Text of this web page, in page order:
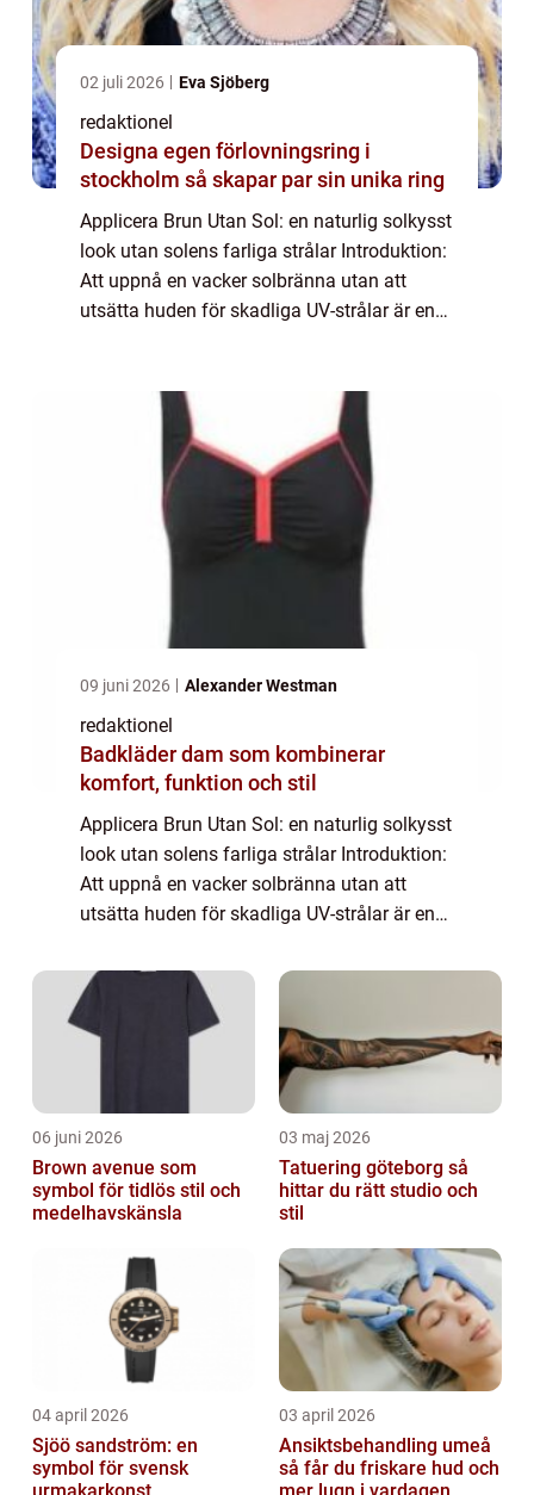
02 juli 2026 Eva Sjöberg
redaktionel
Designa egen förlovningsring i
stockholm så skapar par sin unika ring
Applicera Brun Utan Sol: en naturlig solkysst
look utan solens farliga strålar Introduktion:
Att uppnå en vacker solbränna utan att
utsätta huden för skadliga UV-strålar är en
09 juni 2026 Alexander Westman
redaktionel
Badkläder dam som kombinerar
komfort, funktion och stil
Applicera Brun Utan Sol: en naturlig solkysst
look utan solens farliga strålar Introduktion:
Att uppnå en vacker solbränna utan att
utsätta huden för skadliga UV-strålar är en
bland mat- och dryckesentu...
06 juni 2026
Brown avenue som
symbol för tidlös stil och
medelhavskänsla
03 maj 2026
Tatuering göteborg så
hittar du rätt studio och
stil
04 april 2026
Sjöö sandström: en
symbol för svensk
03 april 2026
Ansiktsbehandling umeå
så får du friskare hud och